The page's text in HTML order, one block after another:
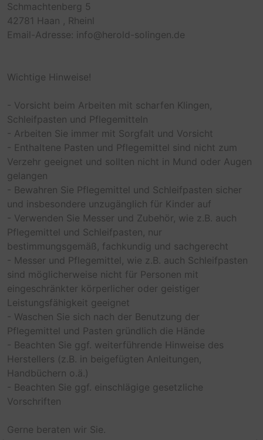
Schmachtenberg 5
42781 Haan , Rheinl
Email-Adresse: info@herold-solingen.de
Wichtige Hinweise!
- Vorsicht beim Arbeiten mit scharfen Klingen,
Schleifpasten und Pflegemitteln
- Arbeiten Sie immer mit Sorgfalt und Vorsicht
- Enthaltene Pasten und Pflegemittel sind nicht zum
Verzehr geeignet und sollten nicht in Mund oder Augen
gelangen
- Bewahren Sie Pflegemittel und Schleifpasten sicher
und insbesondere unzugänglich für Kinder auf
- Verwenden Sie Messer und Zubehör, wie z.B. auch
Pflegemittel und Schleifpasten, nur
bestimmungsgemäß, fachkundig und sachgerecht
- Messer und Pflegemittel, wie z.B. auch Schleifpasten
sind möglicherweise nicht für Personen mit
eingeschränkter körperlicher oder geistiger
Leistungsfähigkeit geeignet
- Waschen Sie sich nach der Benutzung der
Pflegemittel und Pasten gründlich die Hände
- Beachten Sie ggf. weiterführende Hinweise des
Herstellers (z.B. in beigefügten Anleitungen,
Handbüchern o.ä.)
- Beachten Sie ggf. einschlägige gesetzliche
Vorschriften
Gerne beraten wir Sie.